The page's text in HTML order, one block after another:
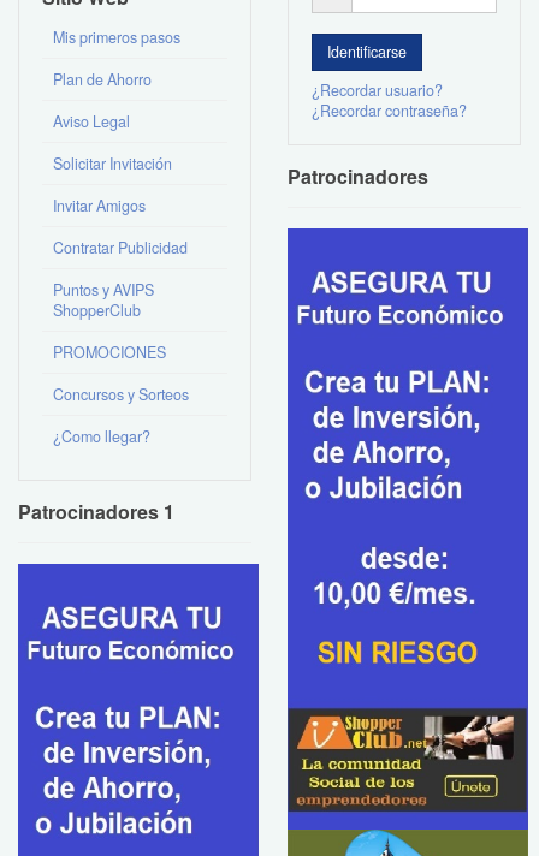
Mis primeros pasos
Plan de Ahorro
Aviso Legal
Solicitar Invitación
Invitar Amigos
Contratar Publicidad
Puntos y AVIPS
ShopperClub
PROMOCIONES
Concursos y Sorteos
¿Como llegar?
Patrocinadores 1
¿Recordar usuario?
¿Recordar contraseña?
Patrocinadores